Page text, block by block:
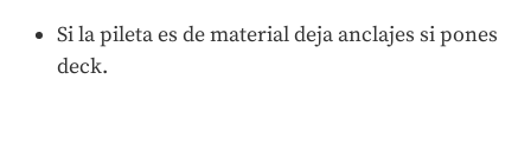
Si la pileta es de material deja anclajes si pones
deck.